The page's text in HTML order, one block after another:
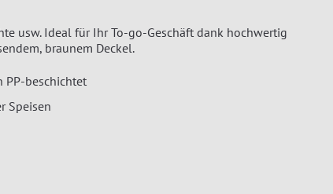
usw. Ideal für Ihr To-go-Geschäft dank hochwertig
braunem Deckel.
PP-beschichtet
Speisen